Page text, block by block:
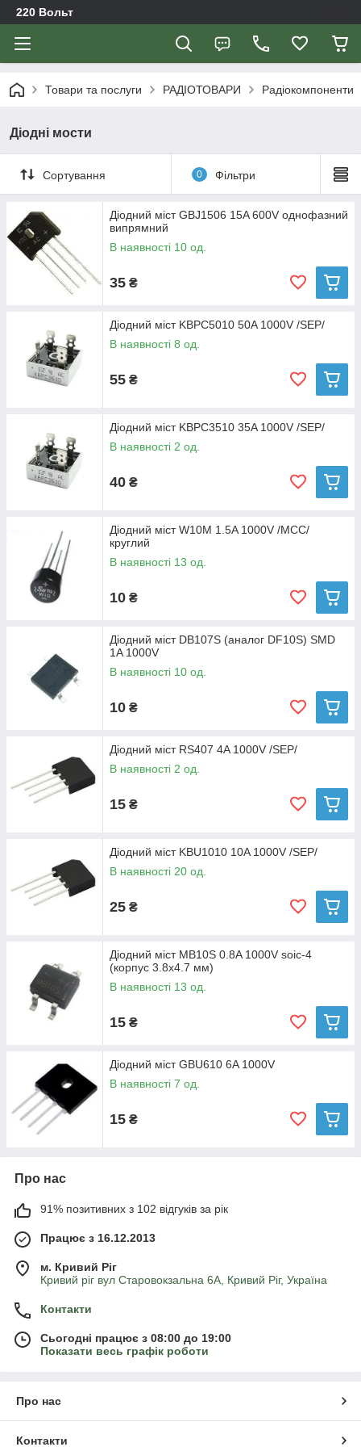
220 Вольт
Товари та послуги РАДІОТОВАРИ Радіокомпоненти
Діодні мости
Сортування 0 Фільтри
Діодний міст GBJ1506 15A 600V однофазний
випрямний
В наявності 10 од.
35 ₴
Діодний міст KBPC5010 50A 1000V /SEP/
В наявності 8 од.
55 ₴
Діодний міст KBPC3510 35A 1000V /SEP/
В наявності 2 од.
40 ₴
Діодний міст W10M 1.5A 1000V /MCC/
круглий
В наявності 13 од.
10 ₴
Діодний міст DB107S (аналог DF10S) SMD
1A 1000V
В наявності 10 од.
10 ₴
Діодний міст RS407 4A 1000V /SEP/
В наявності 2 од.
15 ₴
Діодний міст KBU1010 10A 1000V /SEP/
В наявності 20 од.
25 ₴
Діодний міст MB10S 0.8A 1000V soic-4
(корпус 3.8x4.7 мм)
В наявності 13 од.
15 ₴
Діодний міст GBU610 6A 1000V
В наявності 7 од.
15 ₴
Про нас
91% позитивних з 102 відгуків за рік
Працює з 16.12.2013
м. Кривий Ріг
Кривий ріг вул Старовокзальна 6А, Кривий Ріг, Україна
Контакти
Сьогодні працює з 08:00 до 19:00
Показати весь графік роботи
Про нас
Контакти